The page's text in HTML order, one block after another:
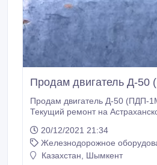
Продам двигатель Д-
Продам двигатель Д-50 (ПДП-1М) , вал
Текущий ремонт на Астраханском ТРЗ ,
20/12/2021 21:34
Железнодорожное
Казахстан, Шымкент